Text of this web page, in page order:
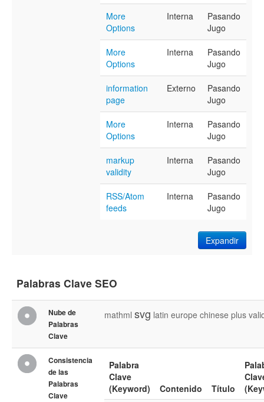
More
Options
Interna
Pasando
Jugo
More
Options
Interna
Pasando
Jugo
information
page
Externo
Pasando
Jugo
More
Options
Interna
Pasando
Jugo
markup
validity
Interna
Pasando
Jugo
RSS/Atom
feeds
Interna
Pasando
Jugo
Expandir
Palabras Clave SEO
Nube de
Palabras
Clave
mathml svg latin europe chinese plus
Consistencia
de las
Palabras
Clave
Palabra
Clave
(Keyword)
Contenido Título